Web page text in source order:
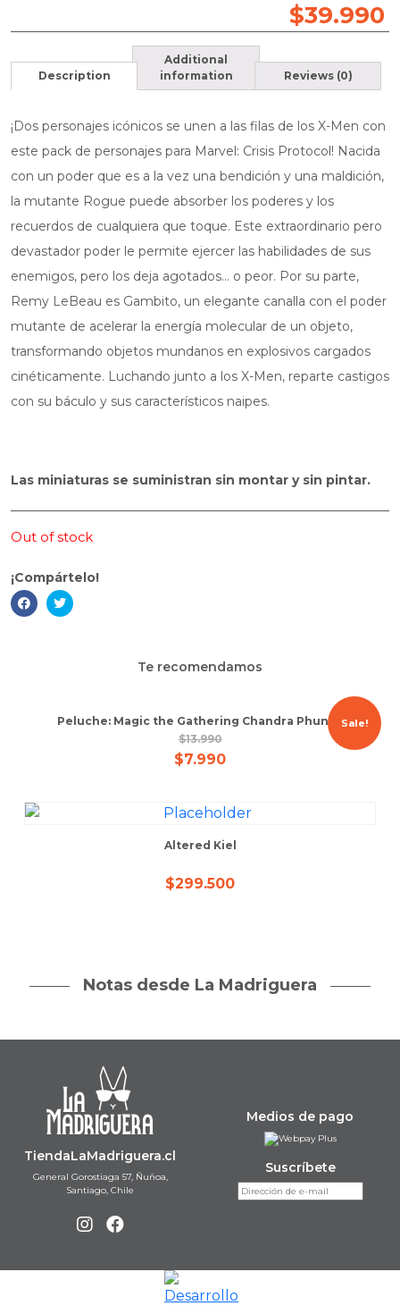
$39.990
Description
Additional
information
Reviews (0)
¡Dos personajes icónicos se unen a las filas de los X-Men con
este pack de personajes para Marvel: Crisis Protocol! Nacida
con un poder que es a la vez una bendición y una maldición,
la mutante Rogue puede absorber los poderes y los
recuerdos de cualquiera que toque. Este extraordinario pero
devastador poder le permite ejercer las habilidades de sus
enemigos, pero los deja agotados… o peor. Por su parte,
Remy LeBeau es Gambito, un elegante canalla con el poder
mutante de acelerar la energía molecular de un objeto,
transformando objetos mundanos en explosivos cargados
cinéticamente. Luchando junto a los X-Men, reparte castigos
con su báculo y sus característicos naipes.
Las miniaturas se suministran sin montar y sin pintar.
Out of stock
¡Compártelo!
Te recomendamos
Sale!
Peluche: Magic the Gathering Chandra Phunny
$13.990
$7.990
Altered Kiel
$299.500
Notas desde La Madriguera
TiendaLaMadriguera.cl
General Gorostiaga 57, Ñuñoa,
Santiago, Chile
Medios de pago
Suscríbete